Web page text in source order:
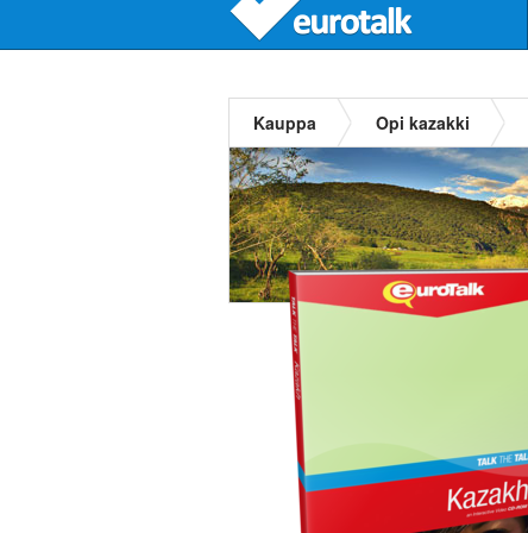
Kauppa Opi kazakki